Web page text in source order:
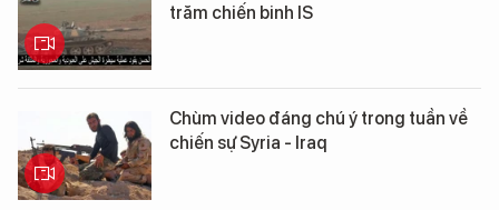
trăm chiến binh IS
Chùm video đáng chú ý trong tuần về
chiến sự Syria - Iraq